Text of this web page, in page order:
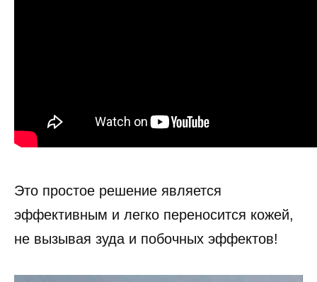
Это простое решение является
эффективным и легко переносится кожей,
не вызывая зуда и побочных эффектов!